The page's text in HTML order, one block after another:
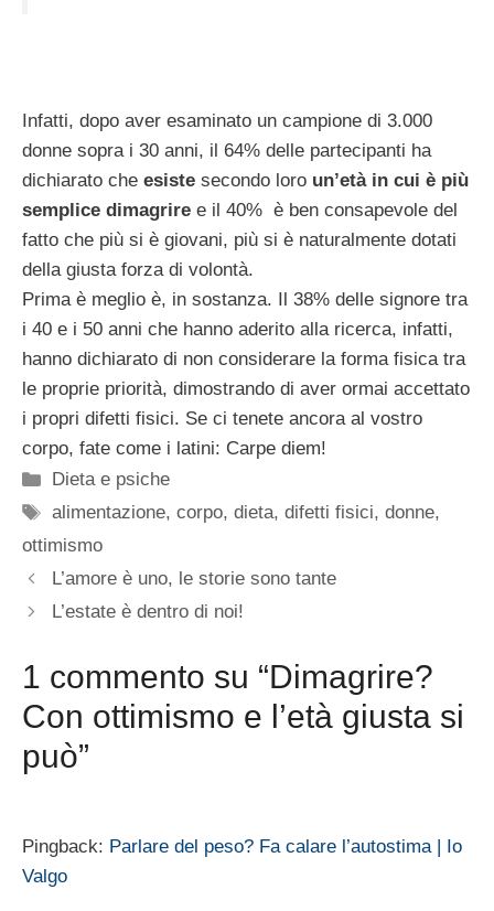
Infatti, dopo aver esaminato un campione di 3.000
donne sopra i 30 anni, il 64% delle partecipanti ha
dichiarato che esiste secondo loro un’età in cui è più
semplice dimagrire e il 40% è ben consapevole del
fatto che più si è giovani, più si è naturalmente dotati
della giusta forza di volontà.
Prima è meglio è, in sostanza. Il 38% delle signore tra
i 40 e i 50 anni che hanno aderito alla ricerca, infatti,
hanno dichiarato di non considerare la forma fisica tra
le proprie priorità, dimostrando di aver ormai accettato
i propri difetti fisici. Se ci tenete ancora al vostro
corpo, fate come i latini: Carpe diem!
Categorie
Dieta e psiche
Tag
alimentazione,corpo,dieta,difetti fisici,donne,
ottimismo
L’amore è uno, le storie sono tante
L’estate è dentro di noi!
1 commento su “Dimagrire?
Con ottimismo e l’età giusta si
può”
Pingback: Parlare del peso? Fa calare l’autostima | Io
Valgo